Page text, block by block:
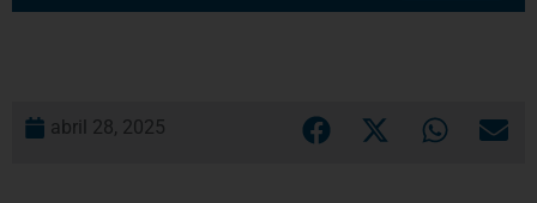
abril 28, 2025